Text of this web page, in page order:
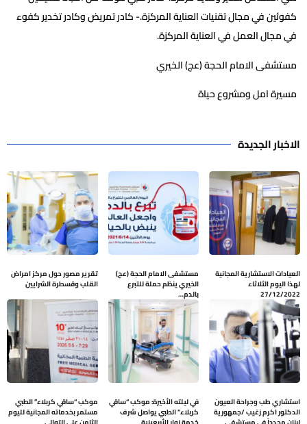
كفوئين في مجال تقنيات العناية المركزة.- كادر تمريض وكادر تخدير كفوء
في مجال العمل في العناية المركزة.
مستشفى الامام الحجة (عج) الخيري
مسيرة امل ومشروع حياة
الاخبار الجديدة
العيادات الاستشارية المجانية
لهذا اليوم الثلاثاء
27/12/2022
مستشفى الامام الحجة (عج)
الخيري ينظم حملة للتبرع
بالدم…
تقرير مصور حول مركز امراض
القلب وقسطرة الشرايين
استشاري طب وجراحة العيون
الدكتور اكرم زغيب /جمهورية
في ليلته الأخيرة: موكب “ساقي
كربلاء” الطبي يواصل شرف
موكب “ساقي كربلاء” الطبي
مستمر بخدماته المجانية لليوم